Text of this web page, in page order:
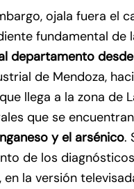
ojala fuera el
fundamental de
departamento
de Mendoza,
llega a la zona de
que se
y el arsénico.
de los
en la versión